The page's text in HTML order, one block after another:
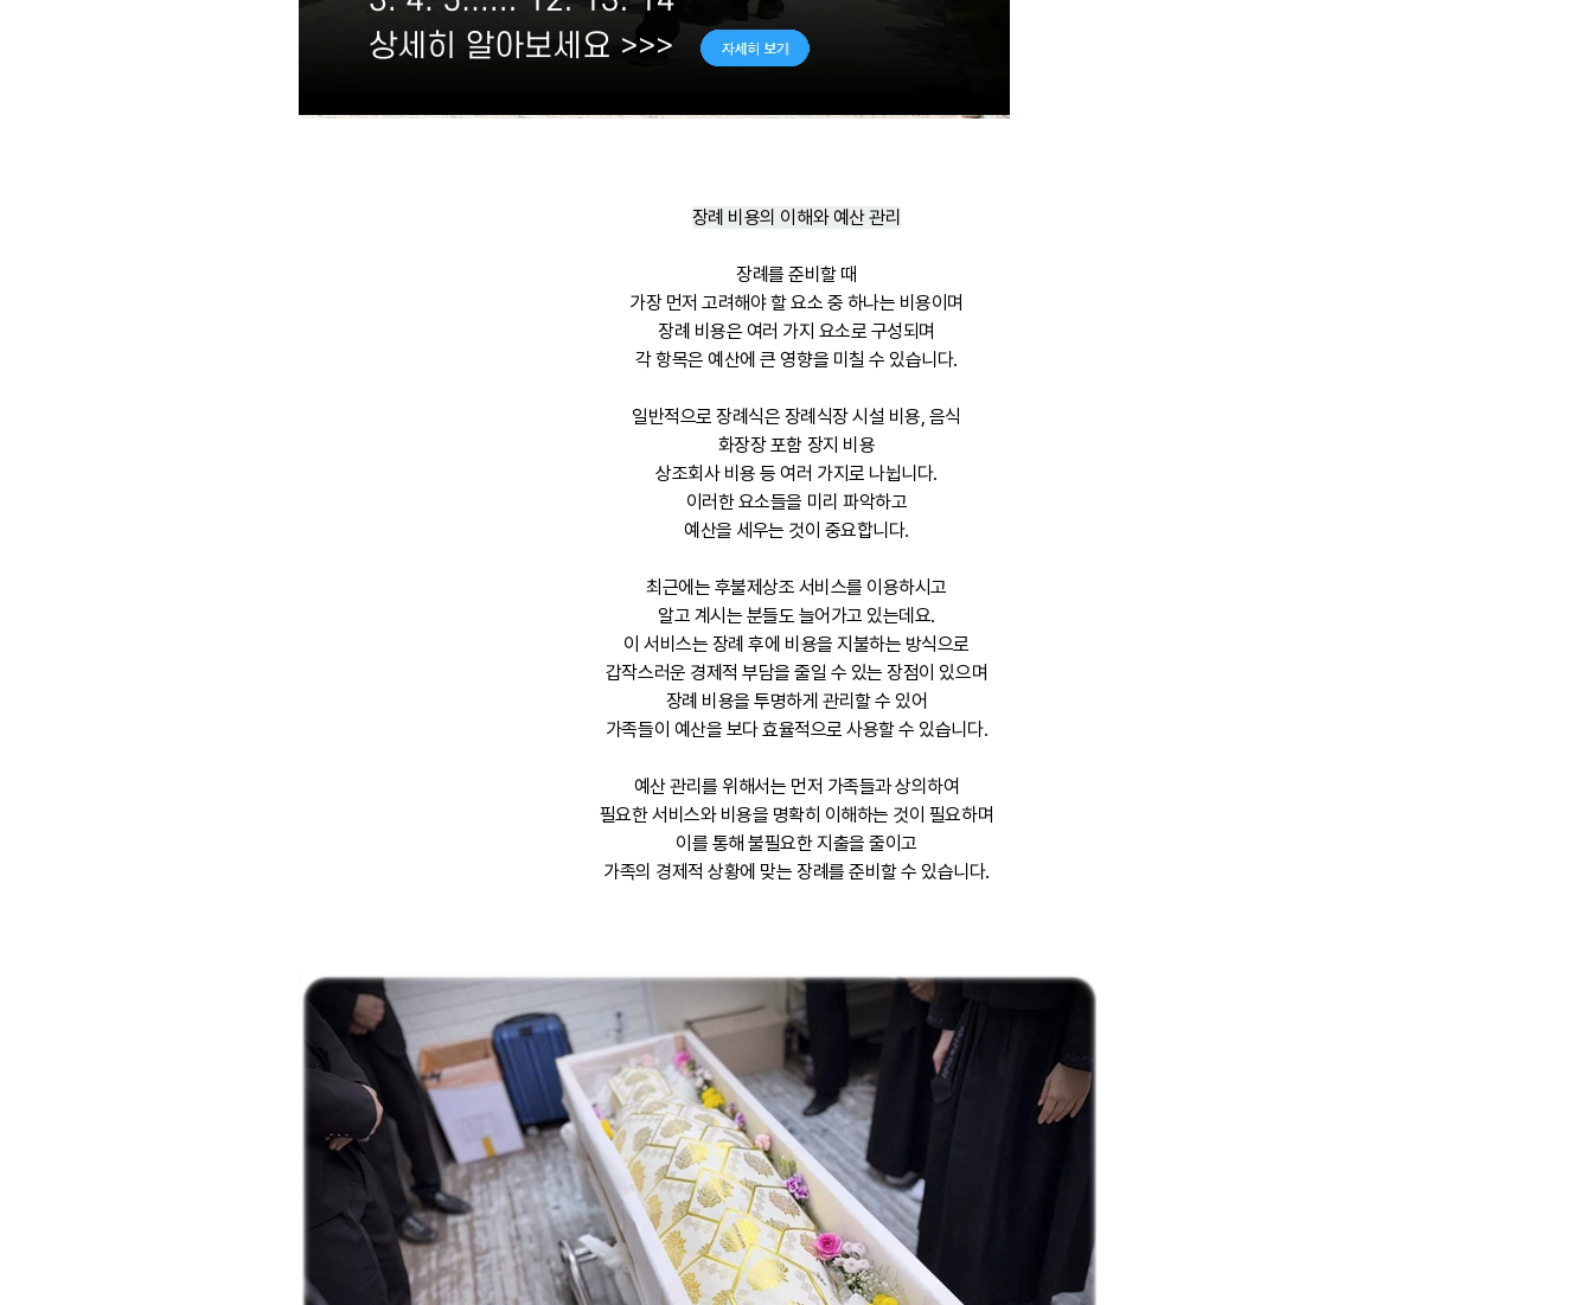
장례 비용의 이해와 예산 관리
장례를 준비할 때
가장 먼저 고려해야 할 요소 중 하나는 비용이며
장례 비용은 여러 가지 요소로 구성되며
각 항목은 예산에 큰 영향을 미칠 수 있습니다.
일반적으로 장례식은 장례식장 시설 비용, 음식
화장장 포함 장지 비용
상조회사 비용 등 여러 가지로 나뉩니다.
이러한 요소들을 미리 파악하고
예산을 세우는 것이 중요합니다.
최근에는 후불제상조 서비스를 이용하시고
알고 계시는 분들도 늘어가고 있는데요.
이 서비스는 장례 후에 비용을 지불하는 방식으로
갑작스러운 경제적 부담을 줄일 수 있는 장점이 있으며
장례 비용을 투명하게 관리할 수 있어
가족들이 예산을 보다 효율적으로 사용할 수 있습니다.
예산 관리를 위해서는 먼저 가족들과 상의하여
필요한 서비스와 비용을 명확히 이해하는 것이 필요하며
이를 통해 불필요한 지출을 줄이고
가족의 경제적 상황에 맞는 장례를 준비할 수 있습니다.